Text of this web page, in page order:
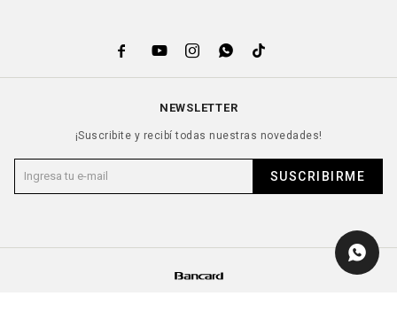
    
NEWSLETTER
¡Suscribite y recibí todas nuestras novedades!
SUSCRIBIRME